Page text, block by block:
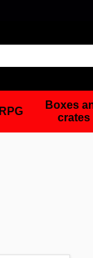
RPG
Boxes
crates